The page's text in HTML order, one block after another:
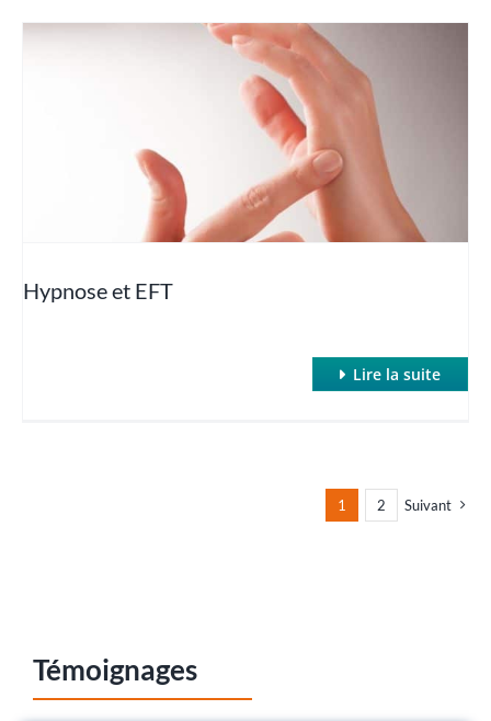
Hypnose et EFT
Lire la suite
1 2 Suivant
Témoignages